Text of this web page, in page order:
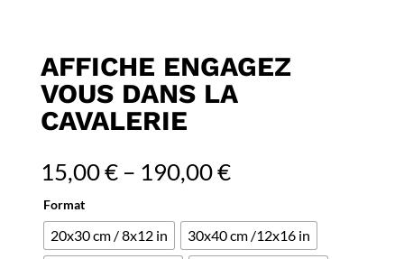
AFFICHE ENGAGEZ
VOUS DANS LA
CAVALERIE
15,00€– 190,00€
Format
20x30 cm / 8x12 in
30x40 cm /12x16 in